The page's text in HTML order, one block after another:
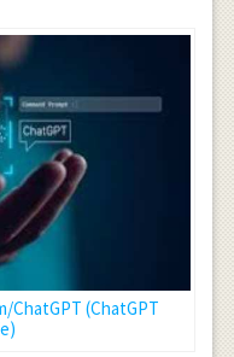
ChatGPT (ChatGPT